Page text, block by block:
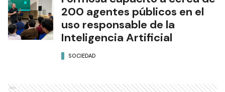
200 agentes públicos en el
uso responsable de la
Inteligencia Artificial
SOCIEDAD
Ads